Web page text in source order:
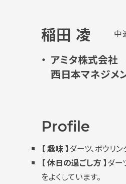
稲田 凌 中
アミタ株式会
西日本マネジメ
Profile
【 趣味 】ダーツ、ボウリン
【 休日の過ごし方 】ダー
をよくしています。